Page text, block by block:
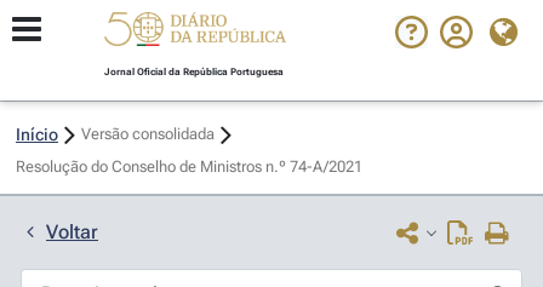
Jornal Oficial da República Portuguesa
Início
Versão consolidada
Resolução do Conselho de Ministros n.º 74-A/2021
Voltar